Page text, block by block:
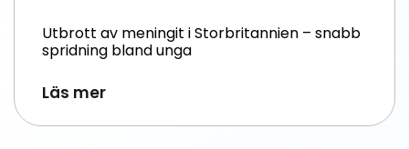
Utbrott av meningit i Storbritannien – snabb
spridning bland unga
Läs mer